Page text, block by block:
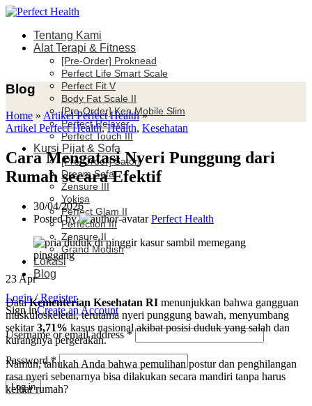
Tentang Kami
Alat Terapi & Fitness
[Pre-Order] Proknead
Perfect Life Smart Scale
Perfect Fit V
Body Fat Scale II
[Pre-Order] Ken Mobile Slim
Perfect Relaxer
Perfect Touch III
Kursi Pijat & Sofa
[Pre-Order] Satori
Dream Sofa
Zensure III
Yokisa
Perfect Glam II
Perfection III
Zensure II
Grand Modish
Lokasi
Blog
Login / Register
Sign inCreate an Account
Username or email address*
Password*
Log in
Blog
Home » Artikel Perfect Health»
Artikel Perfect Health,Health, Kesehatan
Cara Mengatasi Nyeri Punggung dari
Rumah secara Efektif
30/04/2026
Posted by
Perfect Health
23 Apr
DataKementerian Kesehatan RI menunjukkan bahwa gangguan
muskuloskeletal, terutama nyeri punggung bawah, menyumbang
sekitar3,71% kasus nasional akibat posisi duduk yang salah dan
kurangnya pergerakan.
Namun, tahukah Anda bahwa pemulihan postur dan penghilangan
rasa nyeri sebenarnya bisa dilakukan secara mandiri tanpa harus
keluar rumah?